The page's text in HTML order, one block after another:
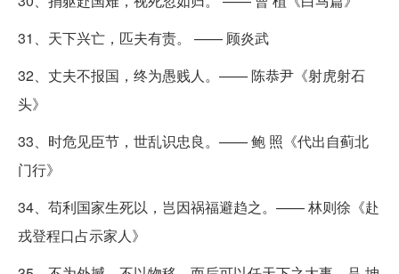
31、天下兴亡，匹夫有责。 —— 顾炎武
32、丈夫不报国，终为愚贱人。—— 陈恭尹《射虎射石
头》
33、时危见臣节，世乱识忠良。—— 鲍 照《代出自蓟北
门行》
34、苟利国家生死以，岂因祸福避趋之。—— 林则徐《赴
戎登程口占示家人》